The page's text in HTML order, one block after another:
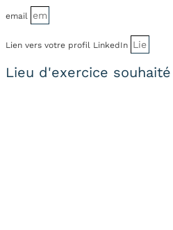
email
Lien vers votre profil LinkedIn
Lieu d'exercice